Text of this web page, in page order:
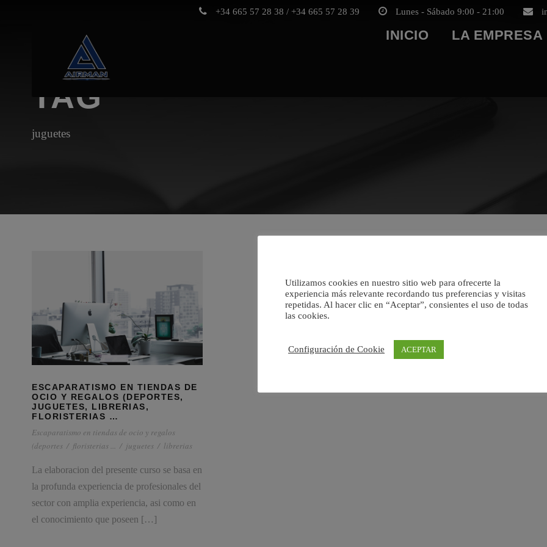
+34 665 57 28 38 / +34 665 57 28 39 Lunes - Sábado 9:00 - 21:00
INICIO LA EMPRESA
TAG
juguetes
ESCAPARATISMO EN TIENDAS DE
OCIO Y REGALOS (DEPORTES,
JUGUETES, LIBRERIAS,
FLORISTERIAS …
Escaparatismo en tiendas de ocio y regalos
(deportes / floristerias ... / juguetes / librerias
La elaboracion del presente curso se basa en
la profunda experiencia de profesionales del
sector con amplia experiencia, asi como en
el conocimiento que poseen […]
Consultores especializados en Servicios para Pymes y
Utilizamos cookies en nuestro sitio web para ofrecerte la
experiencia más relevante recordando tus preferencias y visitas
repetidas. Al hacer clic en “Aceptar”, consientes el uso de todas
las cookies.
Configuración de Cookie ACEPTAR